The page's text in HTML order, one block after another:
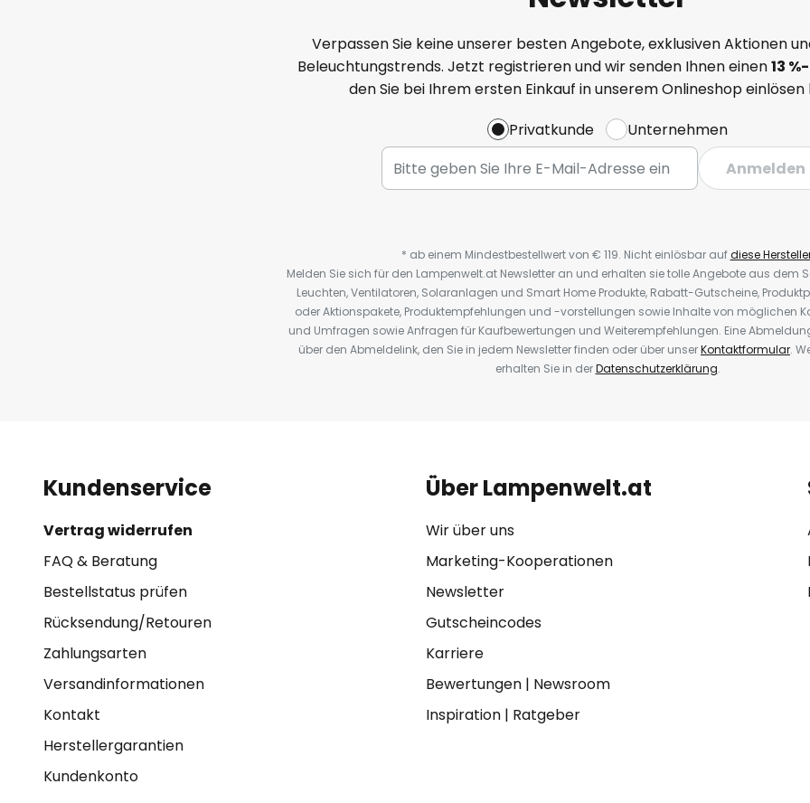
Verpassen Sie keine unserer besten Angebote, exklusiven Aktionen
Beleuchtungstrends. Jetzt registrieren und wir senden Ihnen einen13
den Sie bei Ihrem ersten Einkauf in unserem Onlineshop
Privatkunde
Unternehmen
Anmelden
* ab einem Mindestbestellwert von € 119. Nicht einlösbar aufdiese
Melden Sie sich für den Lampenwelt.at Newsletter an und erhalten sie tolle Angebote aus dem
Leuchten, Ventilatoren, Solaranlagen und Smart Home Produkte, Rabatt-Gutscheine,
oder Aktionspakete, Produktempfehlungen und -vorstellungen sowie Inhalte von möglichen
und Umfragen sowie Anfragen für Kaufbewertungen und Weiterempfehlungen. Eine
über den Abmeldelink, den Sie in jedem Newsletter finden oder über unserKontaktformular.
erhalten Sie in derDatenschutzerklärung.
Kundenservice
Vertrag widerrufen
FAQ & Beratung
Bestellstatus prüfen
Rücksendung/Retouren
Zahlungsarten
Versandinformationen
Kontakt
Herstellergarantien
Kundenkonto
Über Lampenwelt.at
Wir über uns
Marketing-Kooperationen
Newsletter
Gutscheincodes
Karriere
Bewertungen| Newsroom
Inspiration| Ratgeber